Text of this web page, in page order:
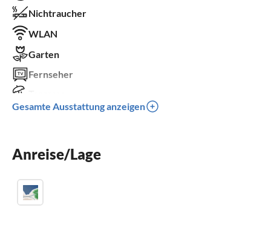
Nichtraucher
WLAN
Garten
Fernseher
Spülmaschine
Grill
Gesamte Ausstattung anzeigen
Anreise/Lage